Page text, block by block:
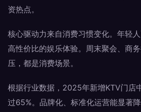
资热点。
核心驱动力来自消费习惯变化。年轻人
高性价比的娱乐体验。周末聚会、商
压，都是消费场景。
根据行业数据，2025年新增KTV门店
过65%。品牌化、标准化运营能显著